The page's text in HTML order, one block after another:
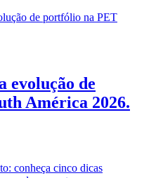
evolução de
América 2026.